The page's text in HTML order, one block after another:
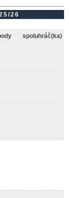
26
spoluhráč(ka)